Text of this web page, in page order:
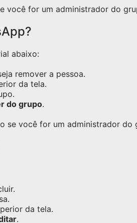
você for um administrador do
abaixo:
remover a pessoa.
da tela.
do grupo.
se você for um administrador do
da tela.
.